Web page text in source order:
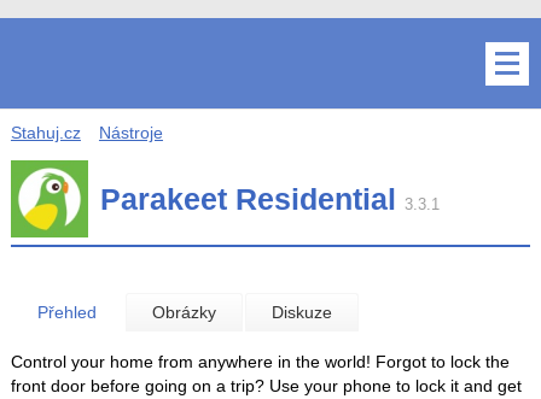
Stahuj.cz Nástroje
Parakeet Residential 3.3.1
Přehled Obrázky Diskuze
Control your home from anywhere in the world! Forgot to lock the
front door before going on a trip? Use your phone to lock it and get